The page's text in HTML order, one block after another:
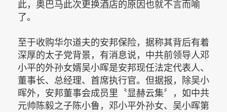
此，奥巴马此次更换酒店的原因也就不言而喻
了。
至于收购华尔道夫的安邦保险，据称其背后有着
深厚的太子党背景，有消息说，中共前领导人邓
小平的外孙女婿吴小晖是安邦现任法定代表人、
董事长、总经理、首席执行官。但据报，除吴小
晖外，安邦董事会成员里〝显赫云集〞，如中共
元帅陈毅之子陈小鲁，邓小平外孙女、吴小晖第